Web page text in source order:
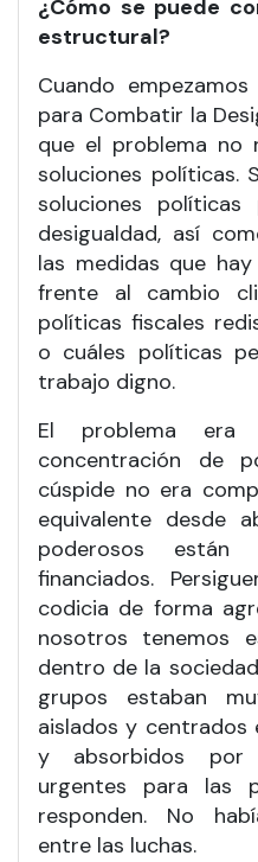
¿Cómo se puede
estructural?
Cuando
para Combatir la
que el problema no
soluciones políticas.
soluciones
desigualdad, así
las medidas que
frente al cambio
políticas fiscales
o cuáles políticas
trabajo digno.
El problema era
concentración de
cúspide no era
equivalente desde
poderosos están
financiados.
codicia de forma
nosotros tenemos
dentro de la
grupos estaban
aislados y centrados
y absorbidos por
urgentes para las
responden. No
entre las luchas.